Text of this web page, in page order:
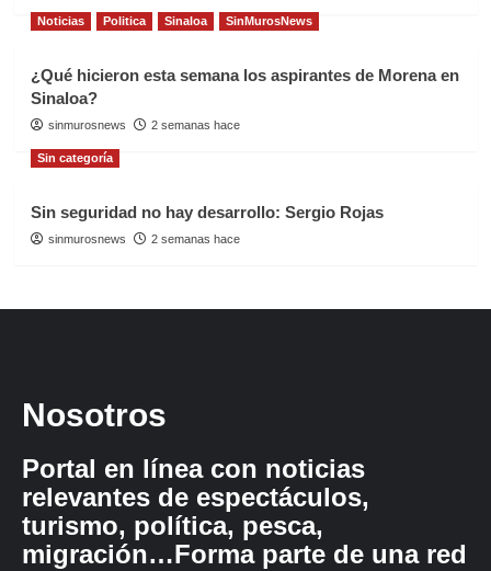
Noticias Politica Sinaloa SinMurosNews
¿Qué hicieron esta semana los aspirantes de Morena en
Sinaloa?
sinmurosnews 2 semanas hace
Sin categoría
Sin seguridad no hay desarrollo: Sergio Rojas
sinmurosnews 2 semanas hace
Nosotros
Portal en línea con noticias
relevantes de espectáculos,
turismo, política, pesca,
migración…Forma parte de una red